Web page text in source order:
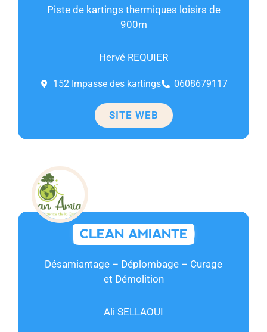
Piste de kartings thermiques loisirs de
900m
Hervé REQUIER
152 Impasse des kartings 0608679117
SITE WEB
CLEAN AMIANTE
Désamiantage – Déplombage – Curage
et Démolition
Ali SELLAOUI